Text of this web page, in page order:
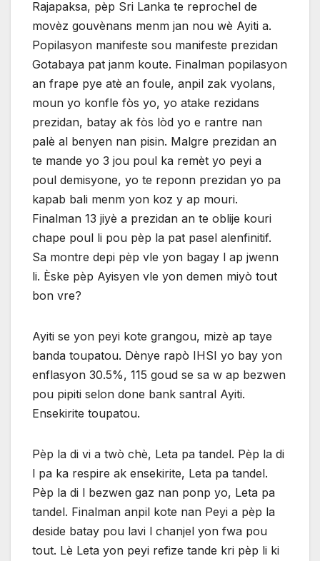
Rajapaksa, pèp Sri Lanka te reprochel de
movèz gouvènans menm jan nou wè Ayiti a.
Popilasyon manifeste sou manifeste prezidan
Gotabaya pat janm koute. Finalman popilasyon
an frape pye atè an foule, anpil zak vyolans,
moun yo konfle fòs yo, yo atake rezidans
prezidan, batay ak fòs lòd yo e rantre nan
palè al benyen nan pisin. Malgre prezidan an
te mande yo 3 jou poul ka remèt yo peyi a
poul demisyone, yo te reponn prezidan yo pa
kapab bali menm yon koz y ap mouri.
Finalman 13 jiyè a prezidan an te oblije kouri
chape poul li pou pèp la pat pasel alenfinitif.
Sa montre depi pèp vle yon bagay l ap jwenn
li. Èske pèp Ayisyen vle yon demen miyò tout
bon vre?
Ayiti se yon peyi kote grangou, mizè ap taye
banda toupatou. Dènye rapò IHSI yo bay yon
enflasyon 30.5%, 115 goud se sa w ap bezwen
pou pipiti selon done bank santral Ayiti.
Ensekirite toupatou.
Pèp la di vi a twò chè, Leta pa tandel. Pèp la di
l pa ka respire ak ensekirite, Leta pa tandel.
Pèp la di l bezwen gaz nan ponp yo, Leta pa
tandel. Finalman anpil kote nan Peyi a pèp la
deside batay pou lavi l chanjel yon fwa pou
tout. Lè Leta yon peyi refize tande kri pèp li ki